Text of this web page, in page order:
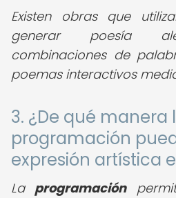
Existen obras que
generar poesía
combinaciones de
poemas interactivos
3. ¿De qué manera
programación
expresión artística
La programación